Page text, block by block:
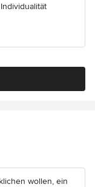
wollen, ein